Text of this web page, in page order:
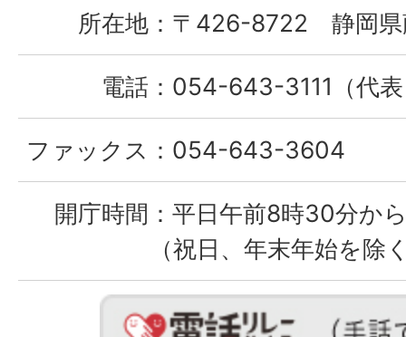
所在地： 〒426-8722 静岡県
電話： 054-643-3111（代
ファックス： 054-643-3604
開庁時間： 平日午前8時30分か
（祝日、年末年始を除